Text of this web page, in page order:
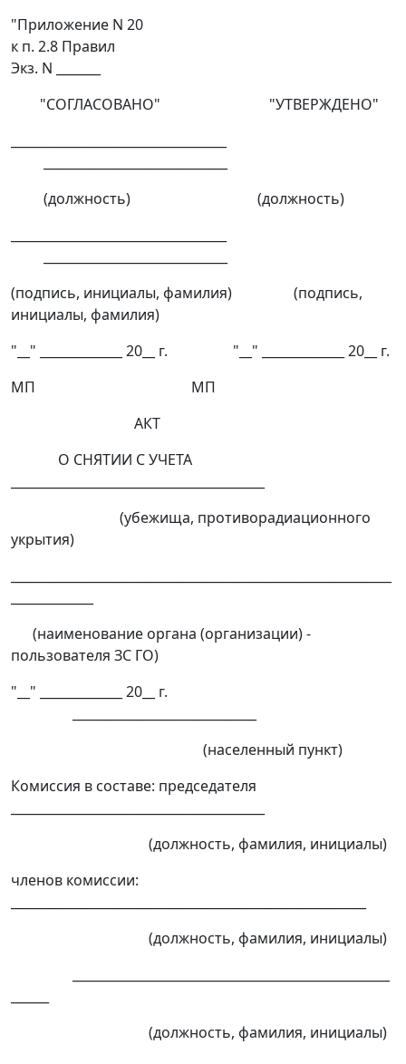
"Приложение N 20
к п. 2.8 Правил
Экз. N _______
"СОГЛАСОВАНО" "УТВЕРЖДЕНО"
(должность) (должность)
(подпись, инициалы, фамилия) (подпись,
инициалы, фамилия)
"__" _____________ 20__ г. "__" _____________ 20__ г.
МП МП
АКТ
О СНЯТИИ С УЧЕТА
(убежища, противорадиационного
укрытия)
(наименование органа (организации) -
пользователя ЗС ГО)
"__" _____________ 20__ г.
(населенный пункт)
Комиссия в составе: председателя
(должность, фамилия, инициалы)
членов комиссии:
(должность, фамилия, инициалы)
(должность, фамилия, инициалы)